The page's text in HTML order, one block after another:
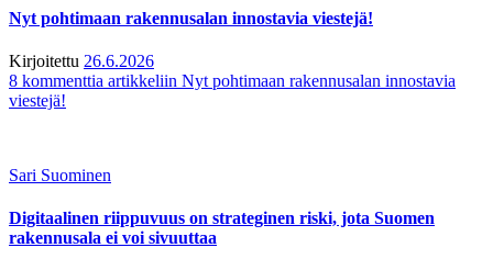
Nyt pohtimaan rakennusalan innostavia viestejä!
Kirjoitettu 26.6.2026
8 kommenttia artikkeliin Nyt pohtimaan rakennusalan innostavia
viestejä!
Sari Suominen
Digitaalinen riippuvuus on strateginen riski, jota Suomen
rakennusala ei voi sivuuttaa